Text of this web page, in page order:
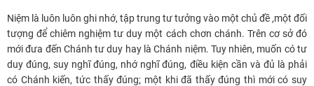
Niệm là luôn luôn ghi nhớ, tập trung tư tưởng vào một chủ đề ,một đối
tượng để chiêm nghiệm tư duy một cách chơn chánh. Trên cơ sở đó
mới đưa đến Chánh tư duy hay là Chánh niệm. Tuy nhiên, muốn có tư
duy đúng, suy nghĩ đúng, nhớ nghĩ đúng, điều kiện cần và đủ là phải
có Chánh kiến, tức thấy đúng; một khi đã thấy đúng thì mới có suy